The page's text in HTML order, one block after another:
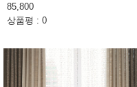
85,800
상품평 : 0